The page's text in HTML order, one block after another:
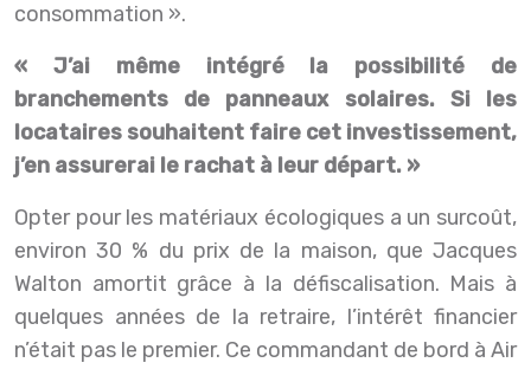
consommation ».
« J’ai même intégré la possibilité de
branchements de panneaux solaires. Si les
locataires souhaitent faire cet investissement,
j’en assurerai le rachat à leur départ. »
Opter pour les matériaux écologiques a un surcoût,
environ 30 % du prix de la maison, que Jacques
Walton amortit grâce à la défiscalisation. Mais à
quelques années de la retraire, l’intérêt financier
n’était pas le premier. Ce commandant de bord à Air